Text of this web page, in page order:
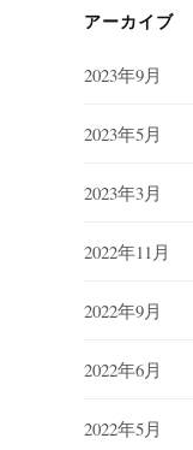
アーカイブ
2023年9月
2023年5月
2023年3月
2022年11月
2022年9月
2022年6月
2022年5月